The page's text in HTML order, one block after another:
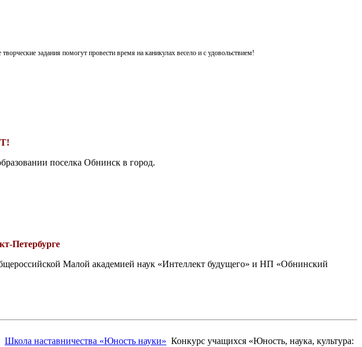
задания помогут провести время на каникулах весело и с удовольствием!
поселка Обнинск в город.
Петербурге
Малой академией наук «Интеллект будущего» и НП «Обнинский
Школа наставничества «Юность науки» Конкурс учащихся «Юность, наука, культура: